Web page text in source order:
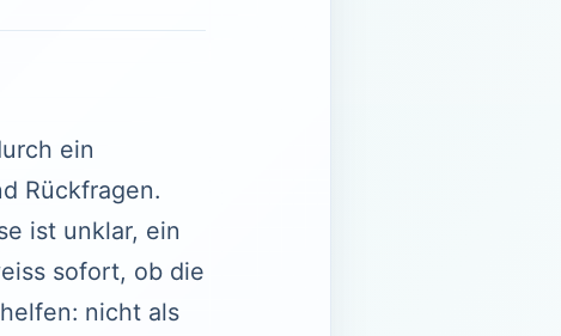
ein
Rückfragen.
ist unklar, ein
sofort, ob die
nicht als